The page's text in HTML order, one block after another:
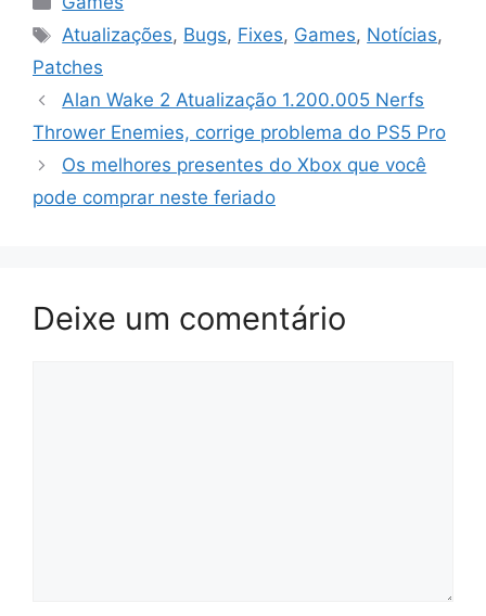
Tags
Atualizações, Bugs, Fixes, Games, Notícias,
Patches
Alan Wake 2 Atualização 1.200.005 Nerfs
Thrower Enemies, corrige problema do PS5 Pro
Os melhores presentes do Xbox que você
pode comprar neste feriado
Deixe um comentário